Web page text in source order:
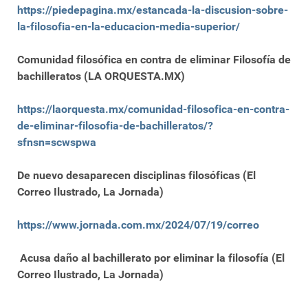
https://piedepagina.mx/estancada-la-discusion-sobre-
la-filosofia-en-la-educacion-media-superior/
Comunidad filosófica en contra de eliminar Filosofía de
bachilleratos (LA ORQUESTA.MX)
https://laorquesta.mx/comunidad-filosofica-en-contra-
de-eliminar-filosofia-de-bachilleratos/?
sfnsn=scwspwa
De nuevo desaparecen disciplinas filosóficas (El
Correo Ilustrado, La Jornada)
https://www.jornada.com.mx/2024/07/19/correo
Acusa daño al bachillerato por eliminar la filosofía (El
Correo Ilustrado, La Jornada)